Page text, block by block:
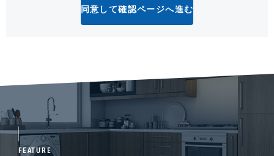
同意して確認ページへ進む
FEATURE